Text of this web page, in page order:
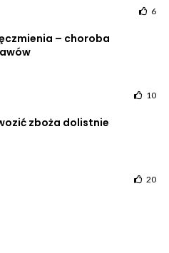
6
– choroba
10
zboża dolistnie
20